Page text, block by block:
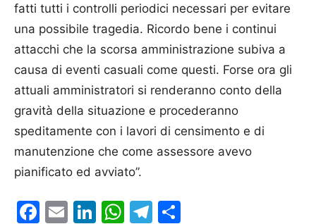
fatti tutti i controlli periodici necessari per evitare
una possibile tragedia. Ricordo bene i continui
attacchi che la scorsa amministrazione subiva a
causa di eventi casuali come questi. Forse ora gli
attuali amministratori si renderanno conto della
gravità della situazione e procederanno
speditamente con i lavori di censimento e di
manutenzione che come assessore avevo
pianificato ed avviato”.
Facebook
EmailLinkedIn
WhatsApp
Telegram